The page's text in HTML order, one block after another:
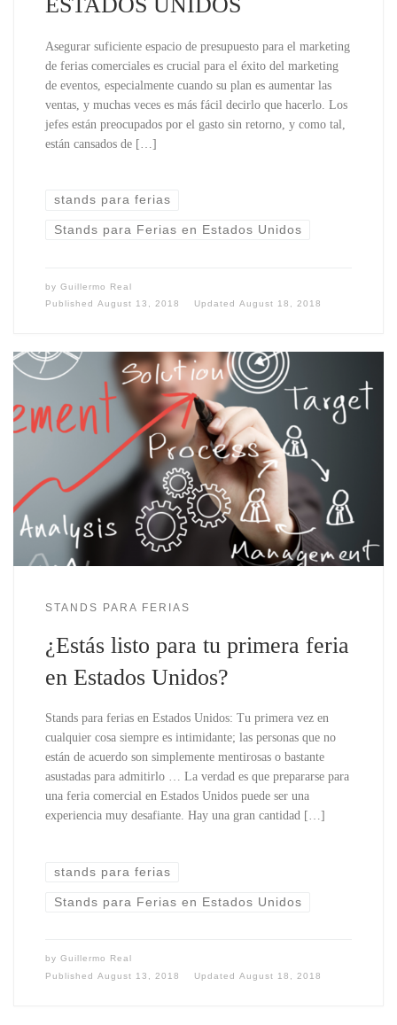
Asegurar suficiente espacio de presupuesto para el marketing
de ferias comerciales es crucial para el éxito del marketing
de eventos, especialmente cuando su plan es aumentar las
ventas, y muchas veces es más fácil decirlo que hacerlo. Los
jefes están preocupados por el gasto sin retorno, y como tal,
están cansados ​​de […]
stands para ferias
Stands para Ferias en Estados Unidos
by Guillermo Real
Published August 13, 2018 Updated August 18, 2018
STANDS PARA FERIAS
¿Estás listo para tu primera feria
en Estados Unidos?
Stands para ferias en Estados Unidos: Tu primera vez en
cualquier cosa siempre es intimidante; las personas que no
están de acuerdo son simplemente mentirosas o bastante
asustadas para admitirlo … La verdad es que prepararse para
una feria comercial en Estados Unidos puede ser una
experiencia muy desafiante. Hay una gran cantidad […]
stands para ferias
Stands para Ferias en Estados Unidos
by Guillermo Real
Published August 13, 2018 Updated August 18, 2018